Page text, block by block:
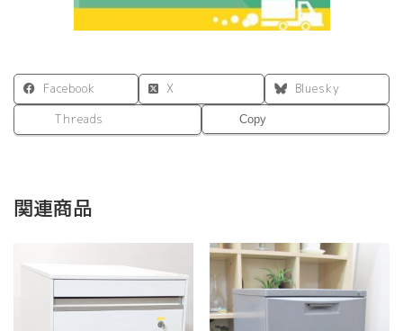
ン
セ
ン
1045DM-
BL
Facebook X
Bluesky
Threads
Copy
関連商品